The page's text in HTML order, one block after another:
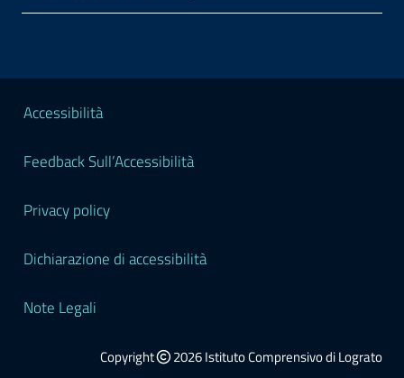
Sezione Legale
Accessibilità
Feedback Sull’Accessibilità
Privacy policy
Dichiarazione di accessibilità
Note Legali
Copyright 2026 Istituto Comprensivo di Lograto